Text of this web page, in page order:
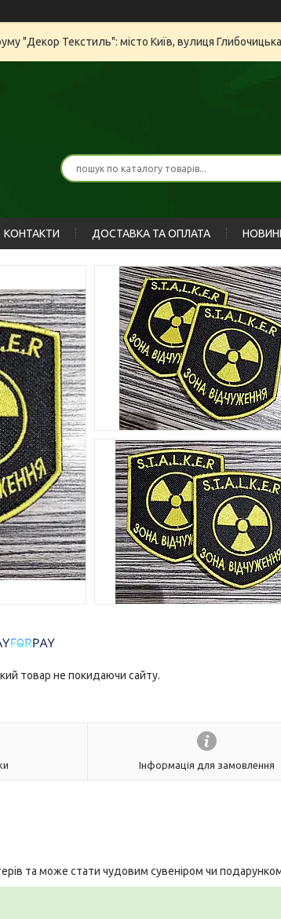
"Декор Текстиль": місто Київ, вулиця
КОНТАКТИ ДОСТАВКА ТА ОПЛАТА
товар не покидаючи сайту.
Інформація для замовлення
та може стати чудовим сувеніром чи